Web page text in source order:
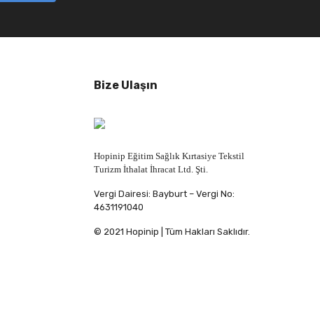
Bize Ulaşın
Hopinip Eğitim Sağlık Kırtasiye Tekstil
Turizm İthalat İhracat Ltd. Şti.
Vergi Dairesi: Bayburt – Vergi No:
4631191040
© 2021 Hopinip | Tüm Hakları Saklıdır.